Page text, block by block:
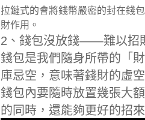
拉鏈式的會將錢幣嚴密的封在錢
財作用。
2、錢包沒放錢——難以招
錢包是我們隨身所帶的「
庫忌空，意味著錢財的虛
錢包內要隨時放置幾張大
的同時，還能夠更好的招來